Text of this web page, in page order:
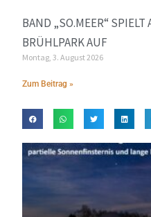
BAND „SO.MEER“
BRÜHLPARK AUF
Montag, 3. August 2026
Zum Beitrag »